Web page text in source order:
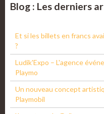
Blog : Les derniers
Et si les billets en francs
?
Ludik'Expo – L'agence
Playmo
Un nouveau concept
Playmobil